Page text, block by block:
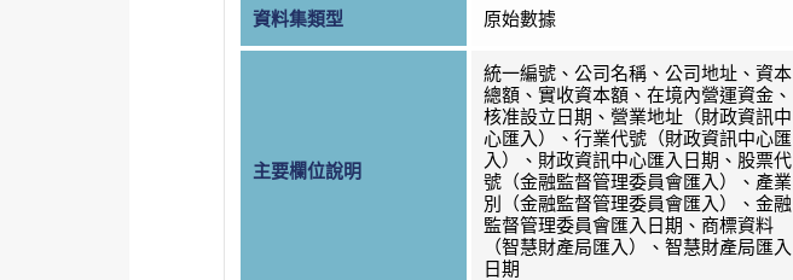
資料集類型 原始數據
主要欄位說明
統一編號、公司名稱、公司地址、資本
總額、實收資本額、在境內營運資金、
核准設立日期、營業地址（財政資訊中
心匯入）、行業代號（財政資訊中心匯
入）、財政資訊中心匯入日期、股票代
號（金融監督管理委員會匯入）、產業
別（金融監督管理委員會匯入）、金融
監督管理委員會匯入日期、商標資料
（智慧財產局匯入）、智慧財產局匯入
日期